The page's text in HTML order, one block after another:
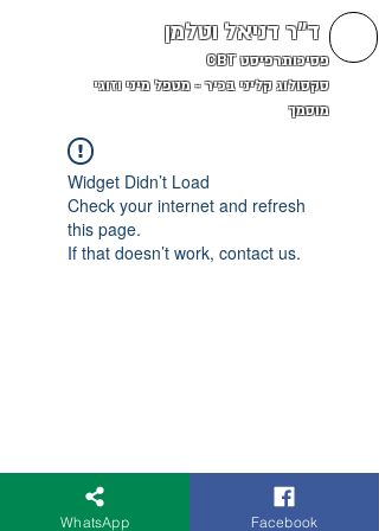
ד"ר דניאל וטלמן
פסיכותרפיסט CBT
סקסולוג קליני בכיר - מטפל מיני וזוגי
מוסמך
Widget Didn’t Load
Check your internet and refresh
this page.
If that doesn’t work, contact us.
WhatsApp Facebook